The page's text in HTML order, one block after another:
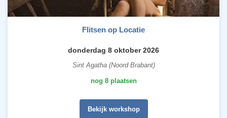
Flitsen op Locatie
donderdag 8 oktober 2026
Sint Agatha (Noord Brabant)
nog 8 plaatsen
Bekijk workshop